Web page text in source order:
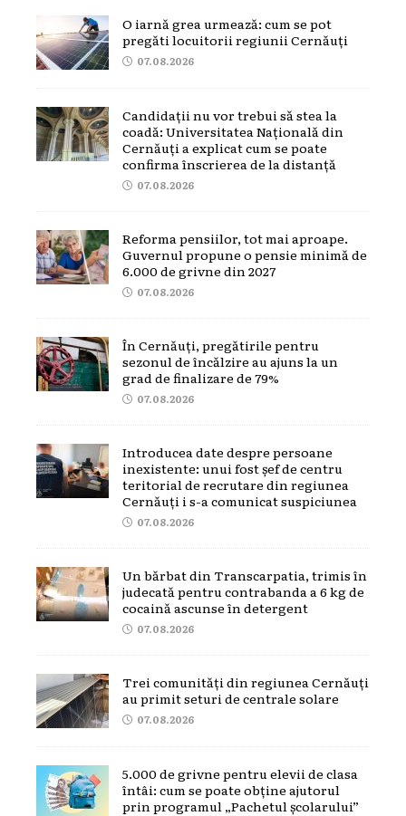
O iarnă grea urmează: cum se pot
pregăti locuitorii regiunii Cernăuți
07.08.2026
Candidații nu vor trebui să stea la
coadă: Universitatea Națională din
Cernăuți a explicat cum se poate
confirma înscrierea de la distanță
07.08.2026
Reforma pensiilor, tot mai aproape.
Guvernul propune o pensie minimă de
6.000 de grivne din 2027
07.08.2026
În Cernăuți, pregătirile pentru
sezonul de încălzire au ajuns la un
grad de finalizare de 79%
07.08.2026
Introducea date despre persoane
inexistente: unui fost șef de centru
teritorial de recrutare din regiunea
Cernăuți i s-a comunicat suspiciunea
07.08.2026
Un bărbat din Transcarpatia, trimis în
judecată pentru contrabanda a 6 kg de
cocaină ascunse în detergent
07.08.2026
Trei comunități din regiunea Cernăuți
au primit seturi de centrale solare
07.08.2026
5.000 de grivne pentru elevii de clasa
întâi: cum se poate obține ajutorul
prin programul „Pachetul școlarului”